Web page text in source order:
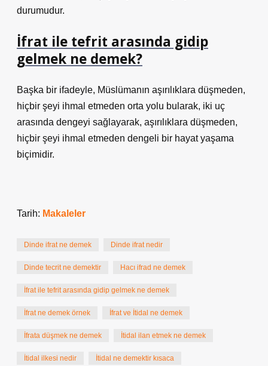
durumudur.
İfrat ile tefrit arasında gidip
gelmek ne demek?
Başka bir ifadeyle, Müslümanın aşırılıklara düşmeden,
hiçbir şeyi ihmal etmeden orta yolu bularak, iki uç
arasında dengeyi sağlayarak, aşırılıklara düşmeden,
hiçbir şeyi ihmal etmeden dengeli bir hayat yaşama
biçimidir.
Tarih: Makaleler
Dinde ifrat ne demek Dinde ifrat nedir
Dinde tecrit ne demektir Hacı ifrad ne demek
İfrat ile tefrit arasında gidip gelmek ne demek
İfrat ne demek örnek İfrat ve İtidal ne demek
İfrata düşmek ne demek İtidal ilan etmek ne demek
İtidal ilkesi nedir İtidal ne demektir kısaca